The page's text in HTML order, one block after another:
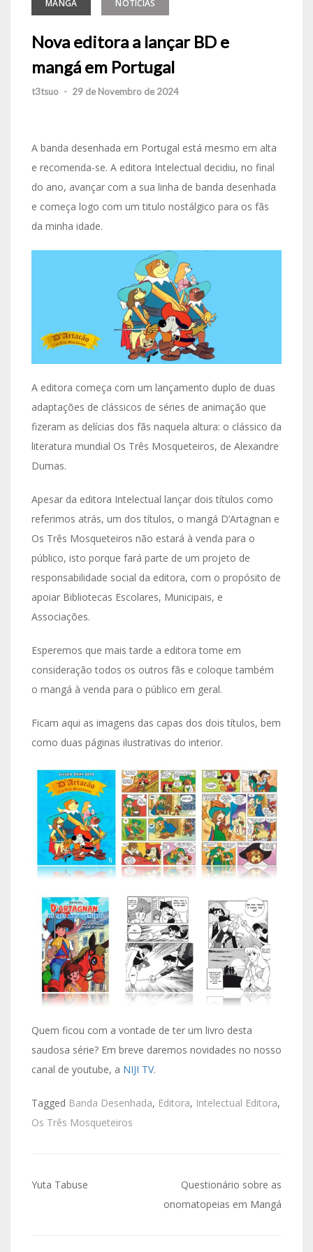
MANGA NOTÍCIAS
Nova editora a lançar BD e
mangá em Portugal
t3tsuo - 29 de Novembro de 2024
A banda desenhada em Portugal está mesmo em alta
e recomenda-se. A editora Intelectual decidiu, no final
do ano, avançar com a sua linha de banda desenhada
e começa logo com um titulo nostálgico para os fãs
da minha idade.
A editora começa com um lançamento duplo de duas
adaptações de clássicos de séries de animação que
fizeram as delícias dos fãs naquela altura: o clássico da
literatura mundial Os Três Mosqueteiros, de Alexandre
Dumas.
Apesar da editora Intelectual lançar dois títulos como
referimos atrás, um dos títulos, o mangá D’Artagnan e
Os Três Mosqueteiros não estará à venda para o
público, isto porque fará parte de um projeto de
responsabilidade social da editora, com o propósito de
apoiar Bibliotecas Escolares, Municipais, e
Associações.
Esperemos que mais tarde a editora tome em
consideração todos os outros fãs e coloque também
o mangá à venda para o público em geral.
Ficam aqui as imagens das capas dos dois títulos, bem
como duas páginas ilustrativas do interior.
Quem ficou com a vontade de ter um livro desta
saudosa série? Em breve daremos novidades no nosso
canal de youtube, a NIJI TV.
Tagged Banda Desenhada, Editora, Intelectual Editora,
Os Três Mosqueteiros
Navegação
Yuta Tabuse
Questionário sobre as
onomatopeias em Mangá